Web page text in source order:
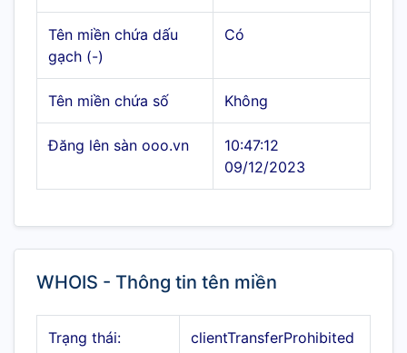
Tên miền chứa dấu
gạch (-)
Có
Tên miền chứa số Không
Đăng lên sàn ooo.vn
10:47:12
09/12/2023
WHOIS - Thông tin tên miền
Trạng thái: clientTransferProhibited